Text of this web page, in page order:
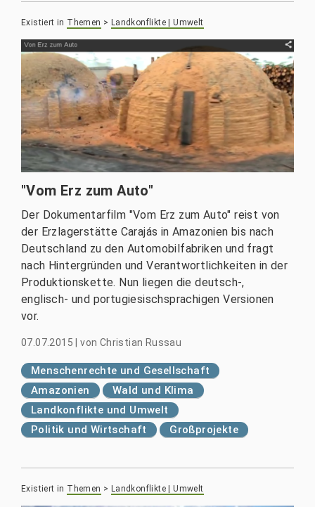
Existiert in Themen > Landkonflikte | Umwelt
"Vom Erz zum Auto"
Der Dokumentarfilm "Vom Erz zum Auto" reist von
der Erzlagerstätte Carajás in Amazonien bis nach
Deutschland zu den Automobilfabriken und fragt
nach Hintergründen und Verantwortlichkeiten in der
Produktionskette. Nun liegen die deutsch-,
englisch- und portugiesischsprachigen Versionen
vor.
07.07.2015 |von Christian Russau
Menschenrechte und Gesellschaft
Amazonien
Wald und Klima
Landkonflikte und Umwelt
Politik und Wirtschaft
Großprojekte
Existiert in Themen > Landkonflikte | Umwelt